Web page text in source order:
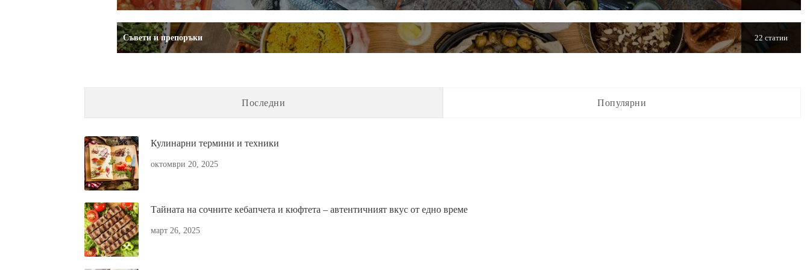
Съвети и препоръки 22 статии
Последни Популярни
Кулинарни термини и техники
октомври 20, 2025
Тайната на сочните кебапчета и кюфтета – автентичният вкус от едно време
март 26, 2025